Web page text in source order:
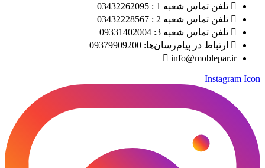
تلفن تماس شعبه 1 : 03432262095
تلفن تماس شعبه 2 : 03432228567
تلفن تماس شعبه 3: 09331402004
ارتباط در پیام‌رسان‌ها: 09379909200
info@moblepar.ir
Instagram Icon